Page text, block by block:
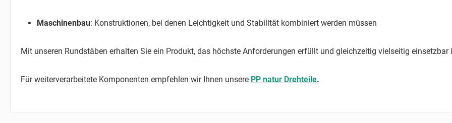
Maschinenbau: Konstruktionen, bei denen Leichtigkeit und Stabilität kombiniert werden müssen
Mit unseren Rundstäben erhalten Sie ein Produkt, das höchste Anforderungen erfüllt und gleichzeitig vielseitig einsetzbar
Für weiterverarbeitete Komponenten empfehlen wir Ihnen unsere PP natur Drehteile.